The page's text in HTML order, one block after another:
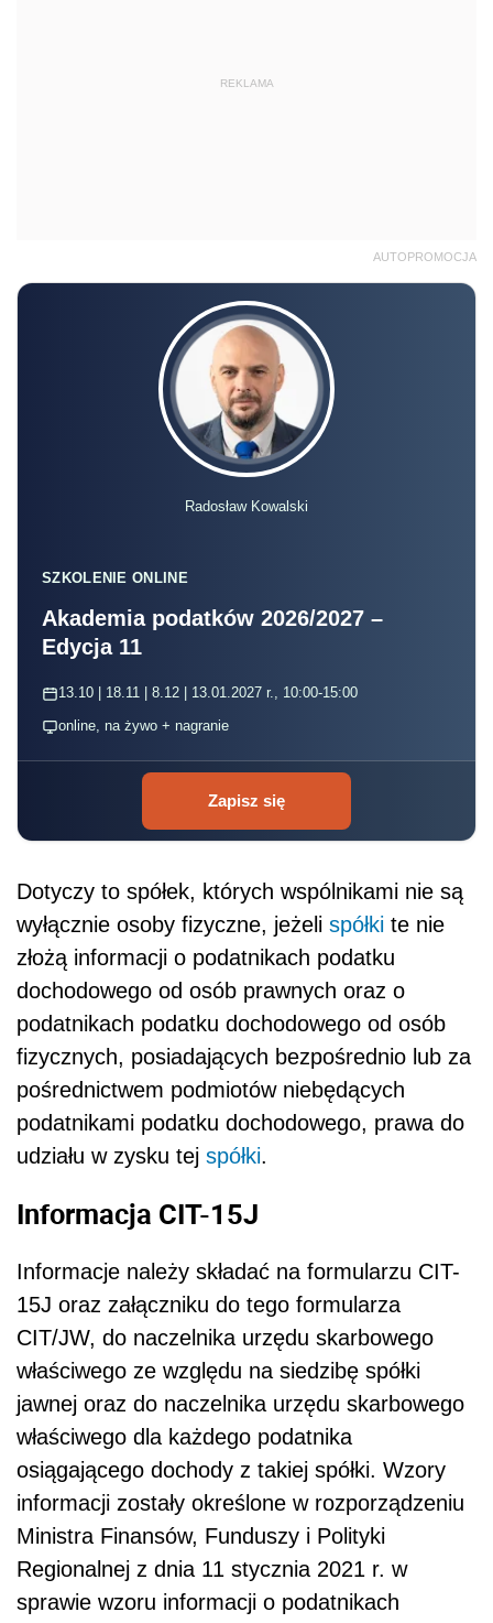
REKLAMA
AUTOPROMOCJA
Radosław Kowalski
SZKOLENIE ONLINE
Akademia podatków 2026/2027 –
Edycja 11
13.10 | 18.11 | 8.12 | 13.01.2027 r., 10:00-15:00
online, na żywo + nagranie
Zapisz się
Dotyczy to spółek, których wspólnikami nie są
wyłącznie osoby fizyczne, jeżeli spółki te nie
złożą informacji o podatnikach podatku
dochodowego od osób prawnych oraz o
podatnikach podatku dochodowego od osób
fizycznych, posiadających bezpośrednio lub za
pośrednictwem podmiotów niebędących
podatnikami podatku dochodowego, prawa do
udziału w zysku tej spółki.
Informacja CIT-15J
Informacje należy składać na formularzu CIT-
15J oraz załączniku do tego formularza
CIT/JW, do naczelnika urzędu skarbowego
właściwego ze względu na siedzibę spółki
jawnej oraz do naczelnika urzędu skarbowego
właściwego dla każdego podatnika
osiągającego dochody z takiej spółki. Wzory
informacji zostały określone w rozporządzeniu
Ministra Finansów, Funduszy i Polityki
Regionalnej z dnia 11 stycznia 2021 r. w
sprawie wzoru informacji o podatnikach